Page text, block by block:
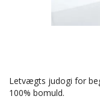
Letvægts judogi for
100% bomuld.